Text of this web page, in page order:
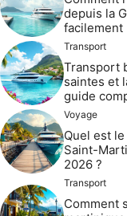
depuis la
facilement
Transport
Transport
saintes et
guide
Voyage
Quel est
Saint-
2026 ?
Transport
Comment